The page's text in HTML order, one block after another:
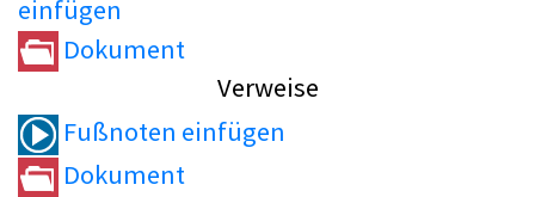
einfügen
Dokument
Verweise
Fußnoten einfügen
Dokument